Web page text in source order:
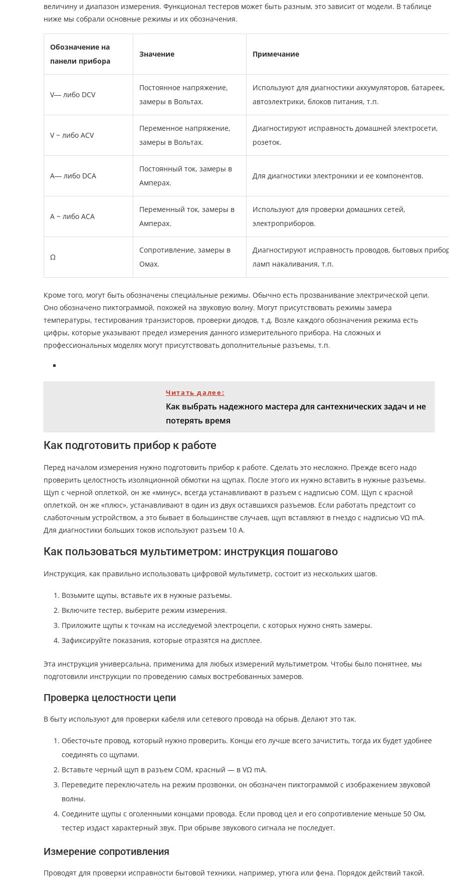
величину и диапазон измерения. Функционал тестеров может быть разным, это зависит от модели. В таблице
ниже мы собрали основные режимы и их обозначения.
Обозначение на
панели прибора
Значение Примечание
V― либо DCV
Постоянное напряжение,
замеры в Вольтах.
Используют для диагностики аккумуляторов, батареек,
автоэлектрики, блоков питания, т.п.
V ~ либо ACV
Переменное напряжение,
замеры в Вольтах.
Диагностируют исправность домашней электросети,
розеток.
А― либо DCA
Постоянный ток, замеры в
Амперах.
Для диагностики электроники и ее компонентов.
А ~ либо ACA
Переменный ток, замеры в
Амперах.
Используют для проверки домашних сетей,
электроприборов.
Ω
Сопротивление, замеры в
Омах.
Диагностируют исправность проводов, бытовых
ламп накаливания, т.п.
Кроме того, могут быть обозначены специальные режимы. Обычно есть прозванивание электрической цепи.
Оно обозначено пиктограммой, похожей на звуковую волну. Могут присутствовать режимы замера
температуры, тестирования транзисторов, проверки диодов, т.д. Возле каждого обозначения режима есть
цифры, которые указывают предел измерения данного измерительного прибора. На сложных и
профессиональных моделях могут присутствовать дополнительные разъемы, т.п.
Читать далее:
Как выбрать надежного мастера для сантехнических задач и не
потерять время
Как подготовить прибор к работе
Перед началом измерения нужно подготовить прибор к работе. Сделать это несложно. Прежде всего надо
проверить целостность изоляционной обмотки на щупах. После этого их нужно вставить в нужные разъемы.
Щуп с черной оплеткой, он же «минус», всегда устанавливают в разъем с надписью СОМ. Щуп с красной
оплеткой, он же «плюс», устанавливают в один из двух оставшихся разъемов. Если работать предстоит со
слаботочным устройством, а это бывает в большинстве случаев, щуп вставляют в гнездо с надписью VΩ mA.
Для диагностики больших токов используют разъем 10 А.
Как пользоваться мультиметром: инструкция пошагово
Инструкция, как правильно использовать цифровой мультиметр, состоит из нескольких шагов.
Возьмите щупы, вставьте их в нужные разъемы.
Включите тестер, выберите режим измерения.
Приложите щупы к точкам на исследуемой электроцепи, с которых нужно снять замеры.
Зафиксируйте показания, которые отразятся на дисплее.
Эта инструкция универсальна, применима для любых измерений мультиметром. Чтобы было понятнее, мы
подготовили инструкции по проведению самых востребованных замеров.
Проверка целостности цепи
В быту используют для проверки кабеля или сетевого провода на обрыв. Делают это так.
Обесточьте провод, который нужно проверить. Концы его лучше всего зачистить, тогда их будет удобнее
соединять со щупами.
Вставьте черный щуп в разъем СОМ, красный — в VΩ mA.
Переведите переключатель на режим прозвонки, он обозначен пиктограммой с изображением звуковой
волны.
Соедините щупы с оголенными концами провода. Если провод цел и его сопротивление меньше 50 Ом,
тестер издаст характерный звук. При обрыве звукового сигнала не последует.
Измерение сопротивления
Проводят для проверки исправности бытовой техники, например, утюга или фена. Порядок действий такой.